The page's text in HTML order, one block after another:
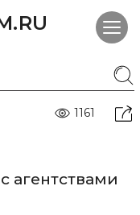
1161
агентствами